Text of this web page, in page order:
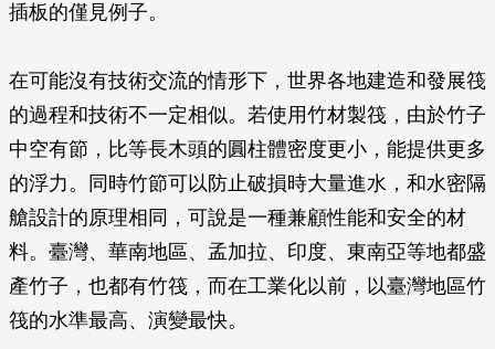
插板的僅見例子。
在可能沒有技術交流的情形下，世界各地建造和發展筏
的過程和技術不一定相似。若使用竹材製筏，由於竹子
中空有節，比等長木頭的圓柱體密度更小，能提供更多
的浮力。同時竹節可以防止破損時大量進水，和水密隔
艙設計的原理相同，可說是一種兼顧性能和安全的材
料。臺灣、華南地區、孟加拉、印度、東南亞等地都盛
產竹子，也都有竹筏，而在工業化以前，以臺灣地區竹
筏的水準最高、演變最快。